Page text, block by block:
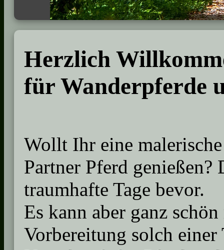
Herzlich
für Wanderpferde
Wollt Ihr eine
Partner Pferd genießen?
traumhafte Tage bevor.
Es kann aber ganz
Vorbereitung solch